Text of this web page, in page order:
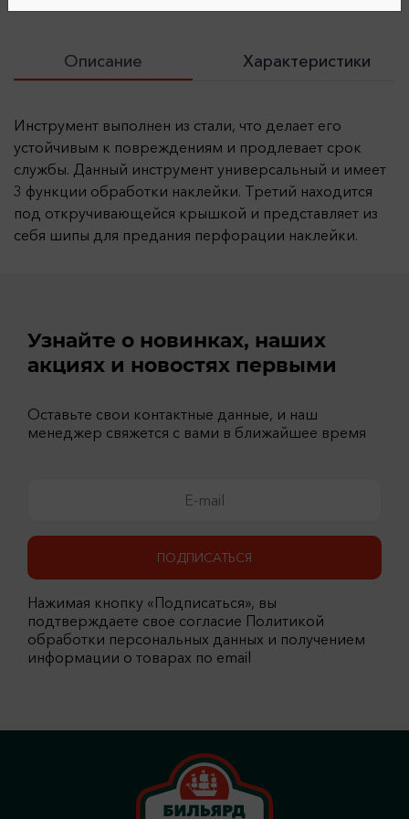
Описание Характеристики
Инструмент выполнен из стали, что делает его
устойчивым к повреждениям и продлевает срок
службы. Данный инструмент универсальный и имеет
3 функции обработки наклейки. Третий находится
под откручивающейся крышкой и представляет из
себя шипы для предания перфорации наклейки.
Узнайте о новинках, наших
акциях и новостях первыми
Оставьте свои контактные данные, и наш
менеджер свяжется с вами в ближайшее время
ПОДПИСАТЬСЯ
Нажимая кнопку «Подписаться», вы
подтверждаете свое согласие Политикой
обработки персональных данных и получением
информации о товарах по email